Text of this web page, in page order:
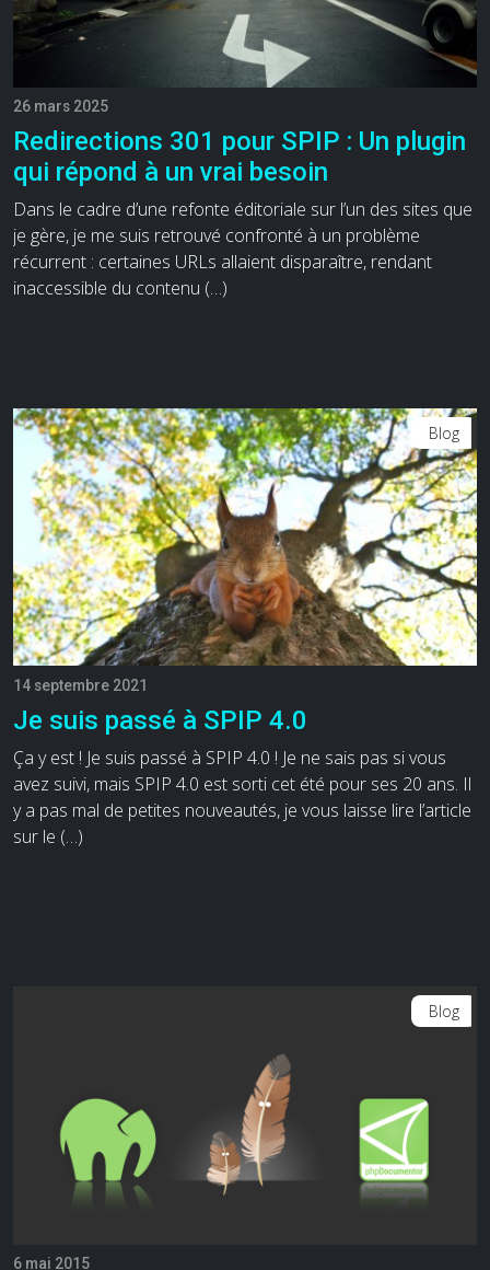
26 mars 2025
Redirections 301 pour SPIP : Un plugin
qui répond à un vrai besoin
Dans le cadre d’une refonte éditoriale sur l’un des sites que
je gère, je me suis retrouvé confronté à un problème
récurrent : certaines URLs allaient disparaître, rendant
inaccessible du contenu (…)
Blog
14 septembre 2021
Je suis passé à SPIP 4.0
Ça y est ! Je suis passé à SPIP 4.0 ! Je ne sais pas si vous
avez suivi, mais SPIP 4.0 est sorti cet été pour ses 20 ans. Il
y a pas mal de petites nouveautés, je vous laisse lire l’article
sur le (…)
Blog
6 mai 2015